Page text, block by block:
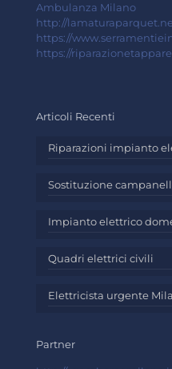
Ambulanza Milano
http://
https://
https://
Articoli Recenti
Riparazioni impianto
Sostituzione
Impianto elettrico
Quadri elettrici civili
Elettricista urgente
Partner